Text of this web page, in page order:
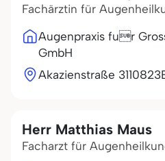
Fachärztin für
Augenpraxis fur
GmbH
Akazienstraße 3110823
Herr Matthias Maus
Facharzt für